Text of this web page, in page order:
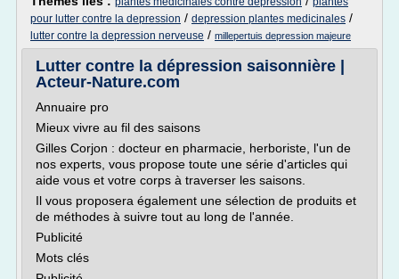
pour lutter contre la depression / depression plantes medicinales /
lutter contre la depression nerveuse / millepertuis depression majeure
Lutter contre la dépression saisonnière |
Acteur-Nature.com
Annuaire pro
Mieux vivre au fil des saisons
Gilles Corjon : docteur en pharmacie, herboriste, l'un de
nos experts, vous propose toute une série d'articles qui
aide vous et votre corps à traverser les saisons.
Il vous proposera également une sélection de produits et
de méthodes à suivre tout au long de l'année.
Publicité
Mots clés